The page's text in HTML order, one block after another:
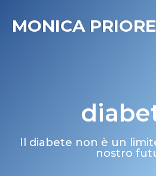
MONICA PRIORE
Il diabete non è un
nostro